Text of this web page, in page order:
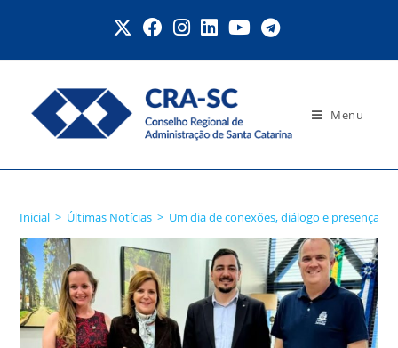
Menu
Inicial > Últimas Notícias > Um dia de conexões, diálogo e presença